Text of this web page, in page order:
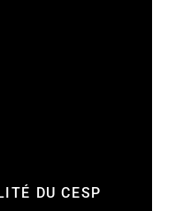
DU CESP